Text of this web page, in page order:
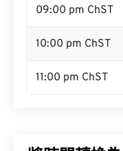
09:00 pm ChST
10:00 pm ChST
11:00 pm ChST